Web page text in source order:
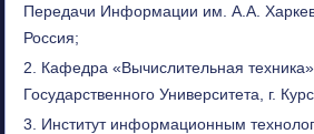
Передачи Информации им. А.А.
Россия;
Кафедра «Вычислительная
Государственного Университета, г.
Институт информационным